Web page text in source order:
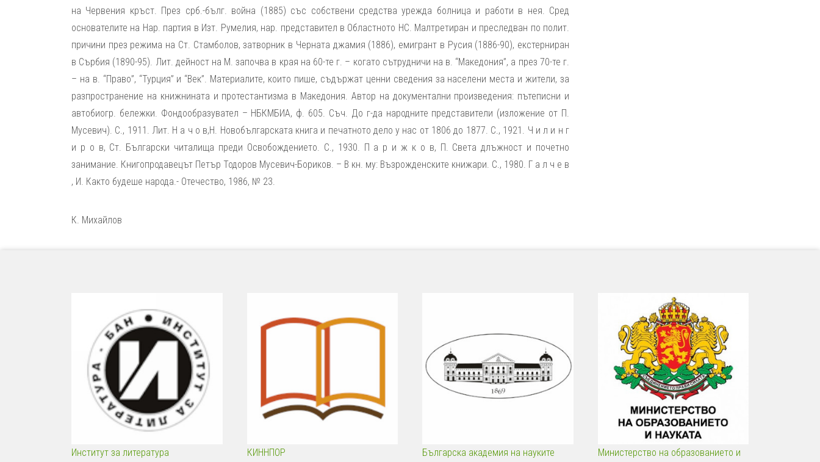
на Червения кръст. През срб.-бълг. война (1885) със собствени средства урежда болница и работи в нея. Сред
основателите на Нар. партия в Изт. Румелия, нар. представител в Областното НС. Малтретиран и преследван по полит.
причини през режима на Ст. Стамболов, затворник в Черната джамия (1886), емигрант в Русия (1886-90), екстерниран
в Сърбия (1890-95). Лит. дейност на М. започва в края на 60-те г. – когато сътрудничи на в. “Македония”, а през 70-те г.
– на в. “Право”, “Турция” и “Век”. Материалите, които пише, съдържат ценни сведения за населени места и жители, за
разпространение на книжнината и протестантизма в Македония. Автор на документални произведения: пътеписни и
автобиогр. бележки. Фондообразувател – НБКМБИА, ф. 605. Съч. До г-да народните представители (изложение от П.
Мусевич). С., 1911. Лит. Н а ч о в,Н. Новобългарската книга и печатното дело у нас от 1806 до 1877. С., 1921. Ч и л и н г
и р о в, Ст. Български читалища преди Освобождението. С., 1930. П а р и ж к о в, П. Света длъжност и почетно
занимание. Книгопродавецът Петър Тодоров Мусевич-Бориков. – В кн. му: Възрожденските книжари. С., 1980. Г а л ч е в
, И. Както будеше народа.- Отечество, 1986, № 23.
К. Михайлов
Институт за литература КИННПОР Българска академия на науките
Министерство на образованието и